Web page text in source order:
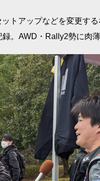
トアップなどを変更す
。AWD・Rally2勢に肉薄